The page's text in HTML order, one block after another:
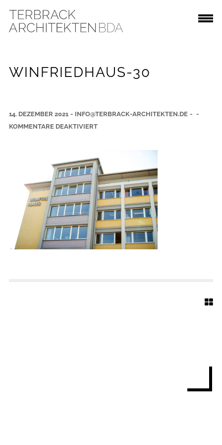
WINFRIEDHAUS-30
14. DEZEMBER 2021 - INFO@TERBRACK-ARCHITEKTEN.DE - -
KOMMENTARE DEAKTIVIERTF
I
N
F
R
I
E
D
H
A
U
S
3